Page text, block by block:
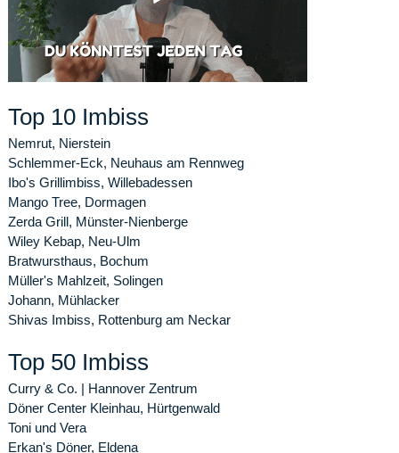
Top 10 Imbiss
Nemrut, Nierstein
Schlemmer-Eck, Neuhaus am Rennweg
Ibo's Grillimbiss, Willebadessen
Mango Tree, Dormagen
Zerda Grill, Münster-Nienberge
Wiley Kebap, Neu-Ulm
Bratwursthaus, Bochum
Müller's Mahlzeit, Solingen
Johann, Mühlacker
Shivas Imbiss, Rottenburg am Neckar
Top 50 Imbiss
Curry & Co. | Hannover Zentrum
Döner Center Kleinhau, Hürtgenwald
Toni und Vera
Erkan's Döner, Eldena